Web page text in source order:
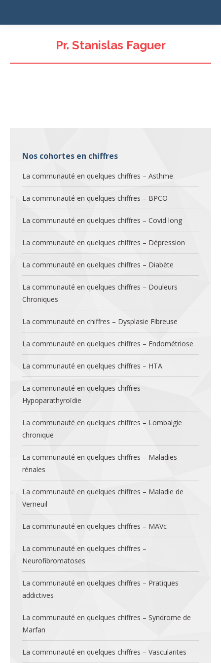
Pr. Stanislas Faguer
Nos cohortes en chiffres
La communauté en quelques chiffres – Asthme
La communauté en quelques chiffres – BPCO
La communauté en quelques chiffres – Covid long
La communauté en quelques chiffres – Dépression
La communauté en quelques chiffres – Diabète
La communauté en quelques chiffres – Douleurs
Chroniques
La communauté en chiffres – Dysplasie Fibreuse
La communauté en quelques chiffres – Endométriose
La communauté en quelques chiffres – HTA
La communauté en quelques chiffres –
Hypoparathyroïdie
La communauté en quelques chiffres – Lombalgie
chronique
La communauté en quelques chiffres – Maladies
rénales
La communauté en quelques chiffres – Maladie de
Verneuil
La communauté en quelques chiffres – MAVc
La communauté en quelques chiffres –
Neurofibromatoses
La communauté en quelques chiffres – Pratiques
addictives
La communauté en quelques chiffres – Syndrome de
Marfan
La communauté en quelques chiffres – Vascularites